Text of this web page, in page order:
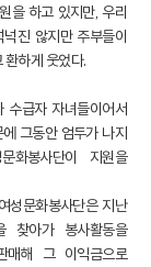
을 하고 있지만, 우리
진 않지만 주부들이
환하게 웃었다.
수급자 자녀들이어서
그동안 엄두가 나지
화봉사단이 지원을
성문화봉사단은 지난
찾아가 봉사활동을
매해 그 이익금으로